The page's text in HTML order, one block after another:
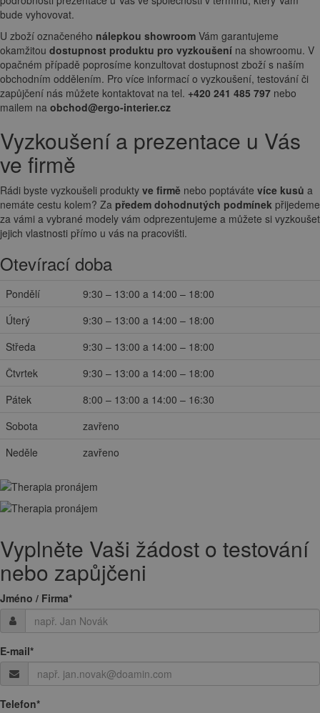
bude vyhovovat.
U zboží označeného nálepkou showroom Vám garantujeme
okamžitou dostupnost produktu pro vyzkoušení na showroomu. V
opačném případě poprosíme konzultovat dostupnost zboží s naším
obchodním oddělením. Pro více informací o vyzkoušení, testování či
zapůjčení nás můžete kontaktovat na tel. +420 241 485 797 nebo
mailem na obchod@ergo-interier.cz
Vyzkoušení a prezentace u Vás
ve firmě
Rádi byste vyzkoušeli produkty ve firmě nebo poptáváte více kusů a
nemáte cestu kolem? Za předem dohodnutých podmínek přijedeme
za vámi a vybrané modely vám odprezentujeme a můžete si vyzkoušet
jejich vlastnosti přímo u vás na pracovišti.
Otevírací doba
Pondělí
9:30 – 13:00 a 14:00 – 18:00
Úterý
9:30 – 13:00 a 14:00 – 18:00
Středa
9:30 – 13:00 a 14:00 – 18:00
Čtvrtek
9:30 – 13:00 a 14:00 – 18:00
Pátek
8:00 – 13:00 a 14:00 – 16:30
Sobota
zavřeno
Neděle
zavřeno
Vyplněte Vaši žádost o testování
nebo zapůjčeni
Jméno / Firma*
E-mail*
Telefon*